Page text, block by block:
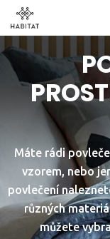
Máte rádi
vzorem, nebo
povlečení
různých
můžete